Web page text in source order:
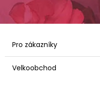
Pro zákazníky
Velkoobchod